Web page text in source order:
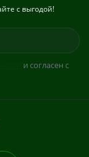
с выгодой!
и согласен с